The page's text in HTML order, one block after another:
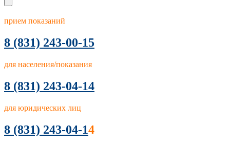
прием показаний
8 (831) 243-00-15
для населения/показания
8 (831) 243-04-14
для юридических лиц
8 (831) 243-04-14